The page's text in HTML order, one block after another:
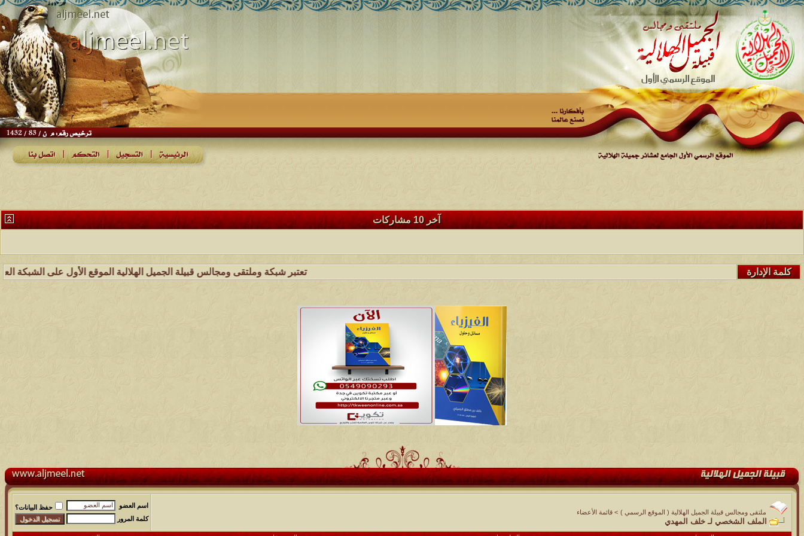
آخر 10 مشاركات
تعتبر شبكة وملتقى ومجالس قبيلة الجميل الهلالية الموقع الأول على الشبكة العنكبوتية كلمة الإدارة
ملتقى ومجالس قبيلة الجميل الهلالية ( الموقع الرسمي ) > قائمة الأعضاء
الملف الشخصي لـ خلف المهدي
اسم العضو
حفظ البيانات؟
كلمة المرور